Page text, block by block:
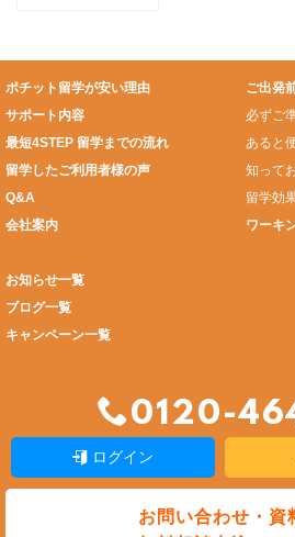
ポチット留学が安い理由
サポート内容
最短4STEP 留学までの流れ
留学したご利用者様の声
Q&A
会社案内
ご出発
必ずご
あると
知って
留学効
ワーキ
お知らせ一覧
ブログ一覧
キャンペーン一覧
0120-
ログイン
お問い合わせ・資